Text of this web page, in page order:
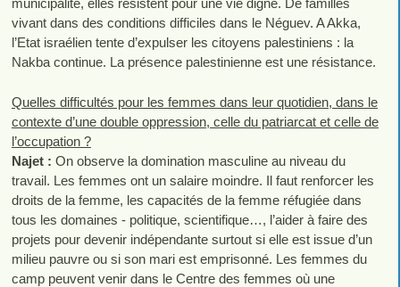
municipalité, elles résistent pour une vie digne. De familles
vivant dans des conditions difficiles dans le Néguev. A Akka,
l’Etat israélien tente d’expulser les citoyens palestiniens : la
Nakba continue. La présence palestinienne est une résistance.
Quelles difficultés pour les femmes dans leur quotidien, dans le
contexte d’une double oppression, celle du patriarcat et celle de
l’occupation ?
Najet : On observe la domination masculine au niveau du
travail. Les femmes ont un salaire moindre. Il faut renforcer les
droits de la femme, les capacités de la femme réfugiée dans
tous les domaines - politique, scientifique…, l’aider à faire des
projets pour devenir indépendante surtout si elle est issue d’un
milieu pauvre ou si son mari est emprisonné. Les femmes du
camp peuvent venir dans le Centre des femmes où une